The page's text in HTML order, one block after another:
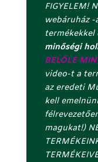
FIGYELEM!
webáruház
termékekkel
minőségi
BELŐLE
video-t a
az eredeti
kell
magukat!)